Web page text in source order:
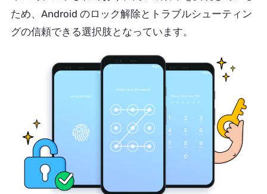
ため、Android のロック解除とトラブルシューティン
グの信頼できる選択肢となっています。